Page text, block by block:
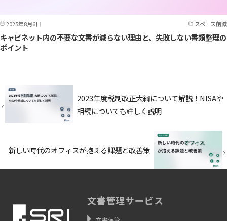
2025年8月6日 スペース削減
キャビネット内の不要な文書が減らない理由と、失敗しない書類整理の
ポイント
2023年度税制改正大綱について解説！NISAや
相続についても詳しく説明
新しい時代のオフィスが抱える課題と改善策
文書管理サービス